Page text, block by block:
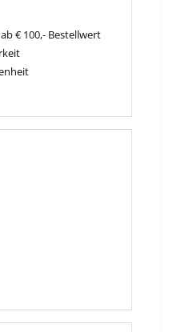
€ 100,- Bestellwert